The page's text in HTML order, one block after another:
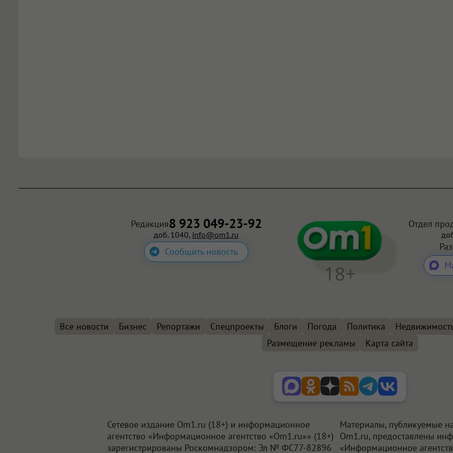
Редакция8 923 049-23-92
доб. 1040, info@om1.ru
Сообщить новость
18+
Отдел
Все новости Бизнес Репортажи Спецпроекты Блоги Погода Политика
Размещение рекламы
Карта сайта
Сетевое издание Om1.ru (18+) и информационное
агентство «Информационное агентство «Om1.ru»» (18+)
зарегистрированы Роскомнадзором: Эл № ФС77-82896
Материалы, публикуемые
Om1.ru, предоставлены
«Информационное